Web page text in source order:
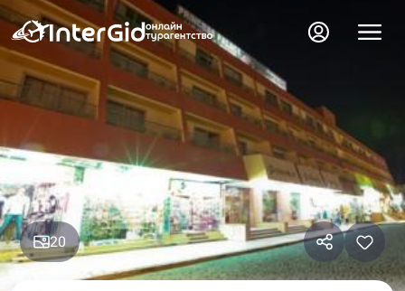
20